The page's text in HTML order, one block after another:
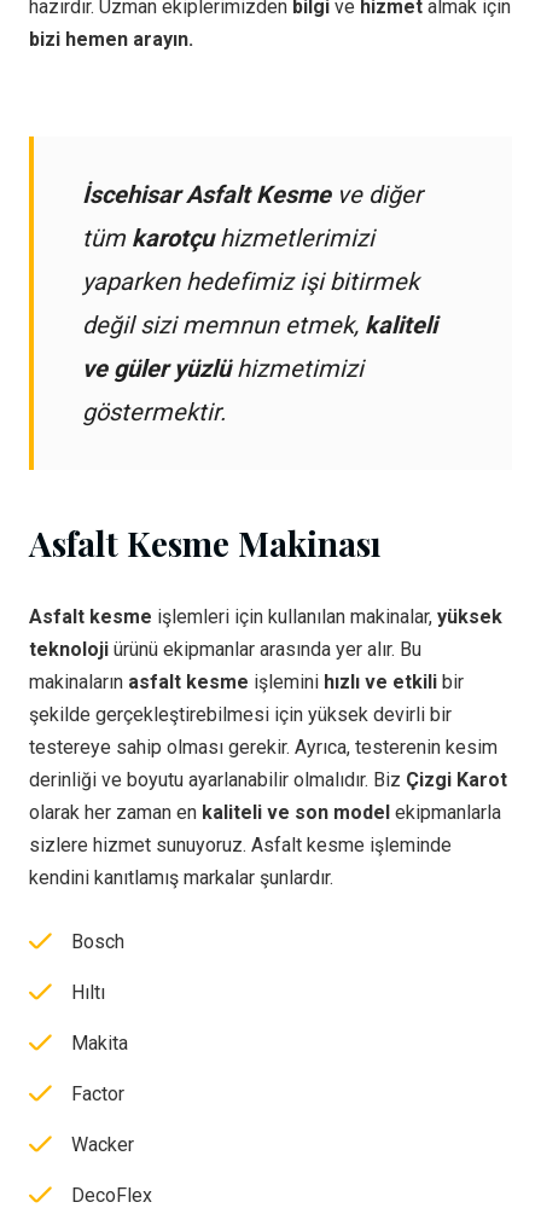
hazırdır. Uzman ekiplerimizden bilgi ve hizmet almak için
bizi hemen arayın.
İscehisar Asfalt Kesmeve diğer
tüm karotçuhizmetlerimizi
yaparken hedefimiz işi bitirmek
değil sizi memnun etmek, kaliteli
ve güler yüzlühizmetimizi
göstermektir.
Asfalt Kesme Makinası
Asfalt kesme işlemleri için kullanılan makinalar, yüksek
teknoloji ürünü ekipmanlar arasında yer alır. Bu
makinaların asfalt kesme işlemini hızlı ve etkili bir
şekilde gerçekleştirebilmesi için yüksek devirli bir
testereye sahip olması gerekir. Ayrıca, testerenin kesim
derinliği ve boyutu ayarlanabilir olmalıdır. Biz Çizgi Karot
olarak her zaman en kaliteli ve son model ekipmanlarla
sizlere hizmet sunuyoruz. Asfalt kesme işleminde
kendini kanıtlamış markalar şunlardır.
Bosch
Hıltı
Makita
Factor
Wacker
DecoFlex